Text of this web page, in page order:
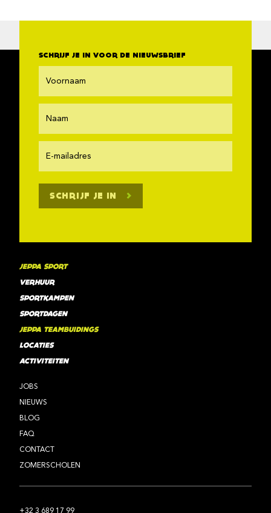
SCHRIJF JE IN VOOR DE NIEUWSBRIEF
SCHRIJF JE IN
JEPPA SPORT
VERHUUR
SPORTKAMPEN
SPORTDAGEN
JEPPA TEAMBUIDINGS
LOCATIES
ACTIVITEITEN
JOBS
NIEUWS
BLOG
FAQ
CONTACT
ZOMERSCHOLEN
+32 3 689 17 99